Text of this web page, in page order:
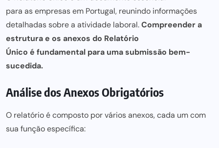
para as empresasem Portugal, reunindo informações
detalhadas sobre a atividade laboral.Compreender a
estrutura e os anexos do Relatório
Único é fundamental para uma submissão bem-
sucedida.
Análise dos Anexos Obrigatórios
O relatório é composto por vários anexos, cada um com
sua função específica: